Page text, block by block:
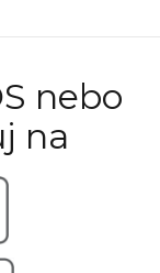
nebo
na